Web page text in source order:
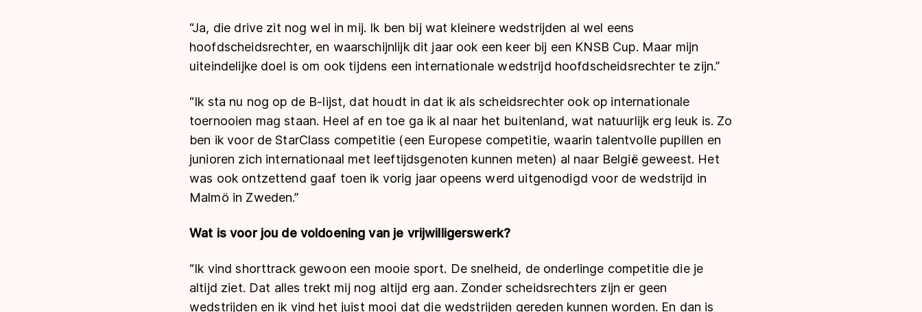
“Ja, die drive zit nog wel in mij. Ik ben bij wat kleinere wedstrijden al wel eens
hoofdscheidsrechter, en waarschijnlijk dit jaar ook een keer bij een KNSB Cup. Maar mijn
uiteindelijke doel is om ook tijdens een internationale wedstrijd hoofdscheidsrechter te zijn.”
“Ik sta nu nog op de B-lijst, dat houdt in dat ik als scheidsrechter ook op internationale
toernooien mag staan. Heel af en toe ga ik al naar het buitenland, wat natuurlijk erg leuk is. Zo
ben ik voor de StarClass competitie (een Europese competitie, waarin talentvolle pupillen en
junioren zich internationaal met leeftijdsgenoten kunnen meten) al naar België geweest. Het
was ook ontzettend gaaf toen ik vorig jaar opeens werd uitgenodigd voor de wedstrijd in
Malmö in Zweden.”
Wat is voor jou de voldoening van je vrijwilligerswerk?
“Ik vind shorttrack gewoon een mooie sport. De snelheid, de onderlinge competitie die je
altijd ziet. Dat alles trekt mij nog altijd erg aan. Zonder scheidsrechters zijn er geen
wedstrijden en ik vind het juist mooi dat die wedstrijden gereden kunnen worden. En dan is